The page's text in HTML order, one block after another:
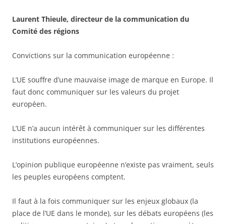
Laurent Thieule, directeur de la communication du
Comité des régions
Convictions sur la communication européenne :
L’UE souffre d’une mauvaise image de marque en Europe. Il
faut donc communiquer sur les valeurs du projet
européen.
L’UE n’a aucun intérêt à communiquer sur les différentes
institutions européennes.
L’opinion publique européenne n’existe pas vraiment, seuls
les peuples européens comptent.
Il faut à la fois communiquer sur les enjeux globaux (la
place de l’UE dans le monde), sur les débats européens (les